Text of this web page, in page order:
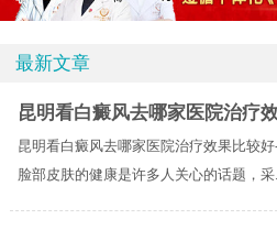
最新文章
昆明看白癜风去哪家医院治疗
昆明看白癜风去哪家医院治疗效果比较
脸部皮肤的健康是许多人关心的话题，采